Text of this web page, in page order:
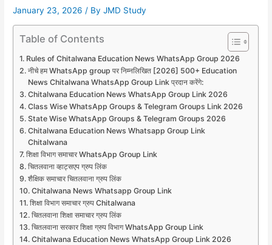
January 23, 2026/ ByJMD Study
Table of Contents
Rules of Chitalwana Education News WhatsApp Group 2026
नीचे हम WhatsApp group पर निम्नलिखित [2026] 500+ Education
News Chitalwana WhatsApp Group Link प्रदान करेंगे:
Chitalwana Education News WhatsApp Group Link 2026
Class Wise WhatsApp Groups & Telegram Groups Link 2026
State Wise WhatsApp Groups & Telegram Groups 2026
Chitalwana Education News Whatsapp Group Link
Chitalwana
शिक्षा विभाग समाचार WhatsApp Group Link
चितलवाना व्हाट्सएप ग्रुप लिंक
शैक्षिक समाचार चितलवाना ग्रुप लिंक
Chitalwana News Whatsapp Group Link
शिक्षा विभाग समाचार ग्रुप Chitalwana
चितलवाना शिक्षा समाचार ग्रुप लिंक
चितलवाना सरकार शिक्षा ग्रुप विभाग WhatsApp Group Link
Chitalwana Education News WhatsApp Group Link 2026